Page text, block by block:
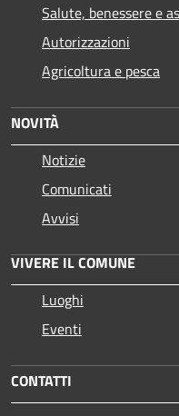
Salute, benessere e
Autorizzazioni
Agricoltura e pesca
NOVITÀ
Notizie
Comunicati
Avvisi
VIVERE IL COMUNE
Luoghi
Eventi
CONTATTI